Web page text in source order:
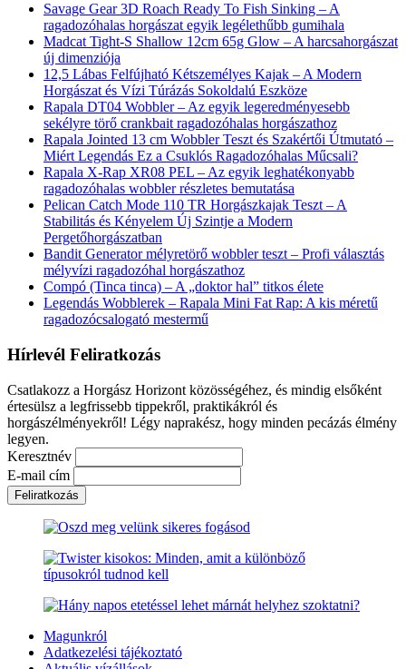
Savage Gear 3D Roach Ready To Fish Sinking – A
ragadozóhalas horgászat egyik legélethűbb gumihala
Madcat Tight-S Shallow 12cm 65g Glow – A harcsahorgászat
új dimenziója
12,5 Lábas Felfújható Kétszemélyes Kajak – A Modern
Horgászat és Vízi Túrázás Sokoldalú Eszköze
Rapala DT04 Wobbler – Az egyik legeredményesebb
sekélyre törő crankbait ragadozóhalas horgászathoz
Rapala Jointed 13 cm Wobbler Teszt és Szakértői Útmutató –
Miért Legendás Ez a Csuklós Ragadozóhalas Műcsali?
Rapala X-Rap XR08 PEL – Az egyik leghatékonyabb
ragadozóhalas wobbler részletes bemutatása
Pelican Catch Mode 110 TR Horgászkajak Teszt – A
Stabilitás és Kényelem Új Szintje a Modern
Pergetőhorgászatban
Bandit Generator mélyretörő wobbler teszt – Profi választás
mélyvízi ragadozóhal horgászathoz
Compó (Tinca tinca) – A „doktor hal” titkos élete
Legendás Wobblerek – Rapala Mini Fat Rap: A kis méretű
ragadozócsalogató mestermű
Hírlevél Feliratkozás
Csatlakozz a Horgász Horizont közösségéhez, és mindig elsőként
értesülsz a legfrissebb tippekről, praktikákról és
horgászélményekről! Légy naprakész, hogy minden pecázás élmény
legyen.
Keresztnév
E-mail cím
Magunkról
Adatkezelési tájékoztató